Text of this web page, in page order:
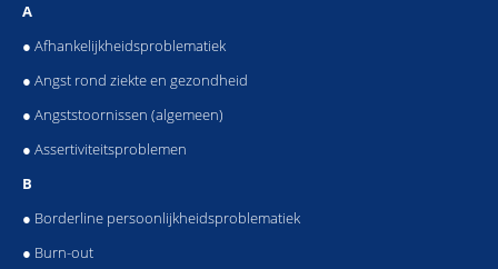
A
● Afhankelijkheidsproblematiek
● Angst rond ziekte en gezondheid
● Angststoornissen (algemeen)
● Assertiviteitsproblemen
B
● Borderline persoonlijkheidsproblematiek
● Burn-out